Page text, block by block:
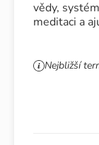
vědy,
meditaci a
Nejbližší